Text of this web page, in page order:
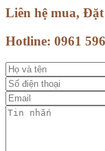
Liên hệ mua,
Hotline: 0961